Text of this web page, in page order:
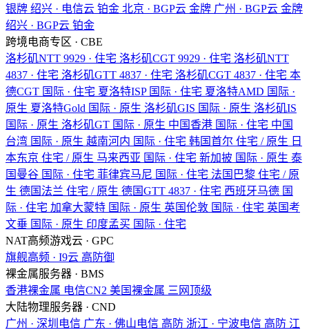
银牌 绍兴 · 电信云 铂金 北京 · BGP云 金牌 广州 · BGP云 金牌
绍兴 · BGP云 铂金
跨境电商专区 · CBE
洛杉矶NTT 9929 · 住宅 洛杉矶CGT 9929 · 住宅 洛杉矶NTT
4837 · 住宅 洛杉矶GTT 4837 · 住宅 洛杉矶CGT 4837 · 住宅 本
德CGT 国际 · 住宅 夏洛特ISP 国际 · 住宅 夏洛特AMD 国际 ·
原生 夏洛特Gold 国际 · 原生 洛杉矶GIS 国际 · 原生 洛杉矶IS
国际 · 原生 洛杉矶GT 国际 · 原生 中国香港 国际 · 住宅 中国
台湾 国际 · 原生 越南河内 国际 · 住宅 韩国首尔 住宅 / 原生 日
本东京 住宅 / 原生 马来西亚 国际 · 住宅 新加披 国际 · 原生 泰
国曼谷 国际 · 住宅 菲律宾马尼 国际 · 住宅 法国巴黎 住宅 / 原
生 德国法兰 住宅 / 原生 德国GTT 4837 · 住宅 西班牙马德 国
际 · 住宅 加拿大蒙特 国际 · 原生 英国伦敦 国际 · 住宅 英国考
文垂 国际 · 原生 印度孟买 国际 · 住宅
NAT高频游戏云 · GPC
旗舰高频 · I9云 高防御
裸金属服务器 · BMS
香港裸金属 电信CN2 美国裸金属 三网顶级
大陆物理服务器 · CND
广州 · 深圳电信 广东 · 佛山电信 高防 浙江 · 宁波电信 高防 江